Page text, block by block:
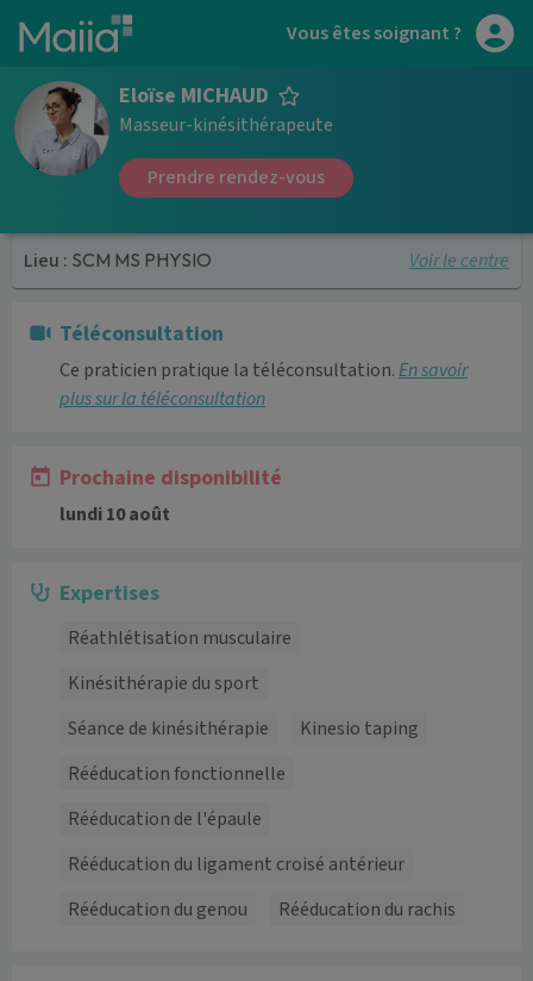
Aller au contenu principal Vous êtes soignant ?
Eloïse MICHAUD
Masseur-kinésithérapeute
Prendre rendez-vous
Lieu : SCM MS PHYSIO Voir le centre
Téléconsultation
Ce praticien pratique la téléconsultation.En savoir
plus sur la téléconsultation
Prochaine disponibilité
lundi 10 août
Expertises
Réathlétisation musculaire
Kinésithérapie du sport
Séance de kinésithérapie
Kinesio taping
Rééducation fonctionnelle
Rééducation de l'épaule
Rééducation du ligament croisé antérieur
Rééducation du genou
Rééducation du rachis